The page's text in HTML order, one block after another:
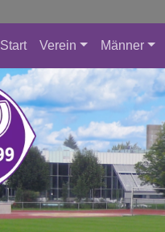
Start Verein Männer